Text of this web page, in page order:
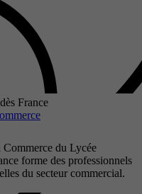
France
du Lycée
forme des professionnels
du secteur commercial.